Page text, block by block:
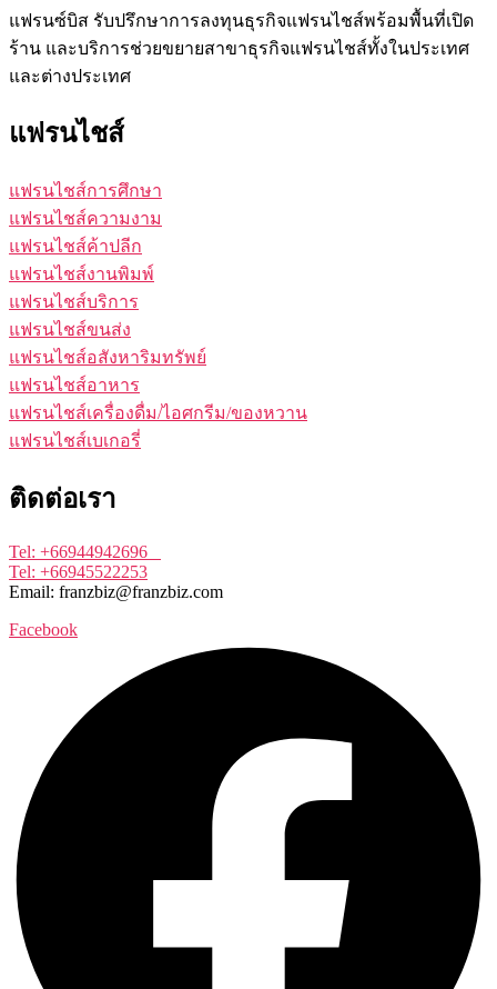
แฟรนซ์บิส รับปรึกษาการลงทุนธุรกิจแฟรนไชส์พร้อมพื้นที่เปิด
ร้าน และบริการช่วยขยายสาขาธุรกิจแฟรนไชส์ทั้งในประเทศ
และต่างประเทศ
แฟรนไชส์
แฟรนไชส์การศึกษา
แฟรนไชส์ความงาม
แฟรนไชส์ค้าปลีก
แฟรนไชส์งานพิมพ์
แฟรนไชส์บริการ
แฟรนไชส์ขนส่ง
แฟรนไชส์อสังหาริมทรัพย์
แฟรนไชส์อาหาร
แฟรนไชส์เครื่องดื่ม/ไอศกรีม/ของหวาน
แฟรนไชส์เบเกอรี่
ติดต่อเรา
Tel: +66944942696
Tel: +66945522253
Email: franzbiz@franzbiz.com
Facebook